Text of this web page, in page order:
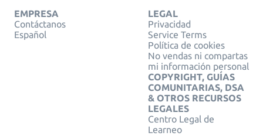
EMPRESA
Contáctanos
Español
LEGAL
Privacidad
Service Terms
Política de cookies
No vendas ni compartas
mi información personal
COPYRIGHT, GUÍAS
COMUNITARIAS, DSA
& OTROS RECURSOS
LEGALES
Centro Legal de
Learneo